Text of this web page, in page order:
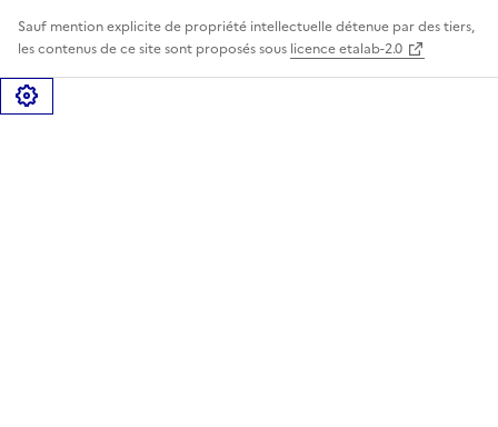
Sauf mention explicite de propriété intellectuelle détenue par des tiers,
les contenus de ce site sont proposés sous licence etalab-2.0
Gérer les cookies